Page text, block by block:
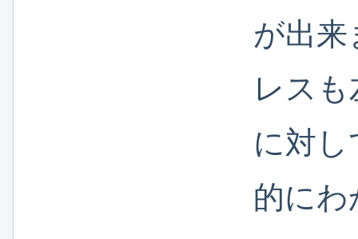
が出来
レス
に対
的に